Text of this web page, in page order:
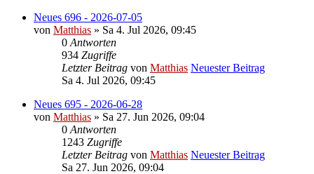
Neues 696 - 2026-07-05
von Matthias » Sa 4. Jul 2026, 09:45
0 Antworten
934 Zugriffe
Letzter Beitrag von Matthias Neuester Beitrag
Sa 4. Jul 2026, 09:45
Neues 695 - 2026-06-28
von Matthias » Sa 27. Jun 2026, 09:04
0 Antworten
1243 Zugriffe
Letzter Beitrag von Matthias Neuester Beitrag
Sa 27. Jun 2026, 09:04